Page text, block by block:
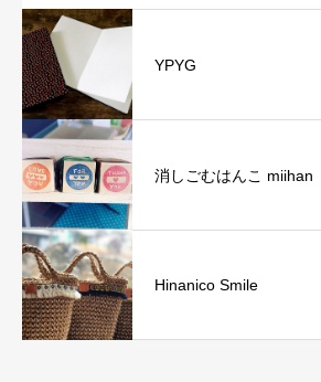
YPYG
消しごむはんこ miihan
Hinanico Smile